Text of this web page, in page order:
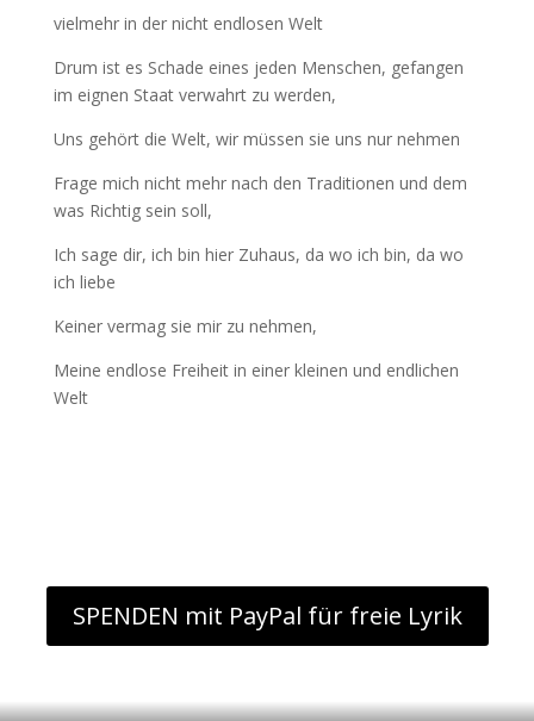
vielmehr in der nicht endlosen Welt
Drum ist es Schade eines jeden Menschen, gefangen
im eignen Staat verwahrt zu werden,
Uns gehört die Welt, wir müssen sie uns nur nehmen
Frage mich nicht mehr nach den Traditionen und dem
was Richtig sein soll,
Ich sage dir, ich bin hier Zuhaus, da wo ich bin, da wo
ich liebe
Keiner vermag sie mir zu nehmen,
Meine endlose Freiheit in einer kleinen und endlichen
Welt
SPENDEN mit PayPal für freie Lyrik